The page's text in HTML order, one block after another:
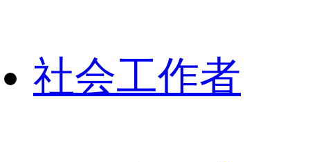
社会工作者